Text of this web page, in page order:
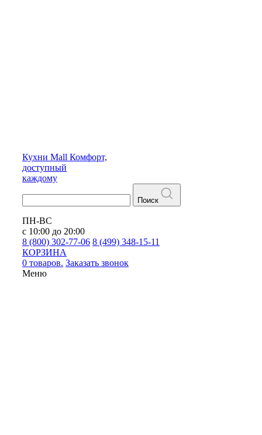
Кухни Mall Комфорт,
доступный
каждому
Поиск
ПН-ВС
с 10:00 до 20:00
8 (800) 302-77-06 8 (499) 348-15-11
КОРЗИНА
0 товаров. Заказать звонок
Меню